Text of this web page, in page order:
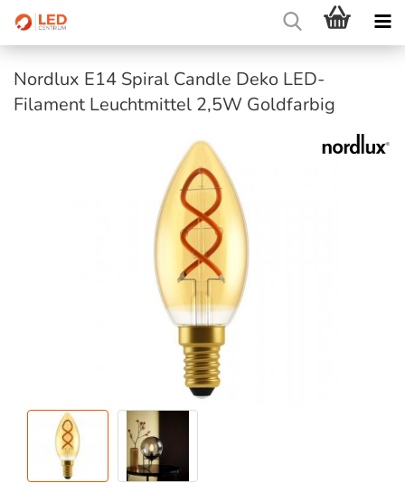
Nordlux E14 Spiral Candle Deko LED-
Filament Leuchtmittel 2,5W Goldfarbig